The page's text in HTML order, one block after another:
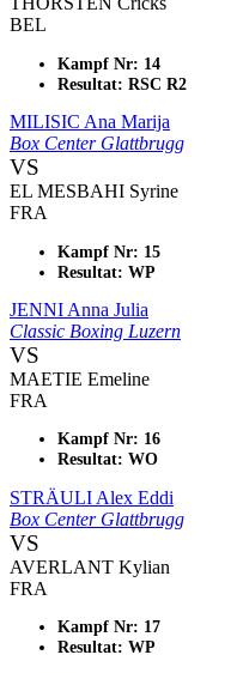
BEL
Kampf Nr: 14
Resultat: RSC R2
MILISIC Ana Marija
Box Center Glattbrugg
VS
EL MESBAHI Syrine
FRA
Kampf Nr: 15
Resultat: WP
JENNI Anna Julia
Classic Boxing Luzern
VS
MAETIE Emeline
FRA
Kampf Nr: 16
Resultat: WO
STRÄULI Alex Eddi
Box Center Glattbrugg
VS
AVERLANT Kylian
FRA
Kampf Nr: 17
Resultat: WP